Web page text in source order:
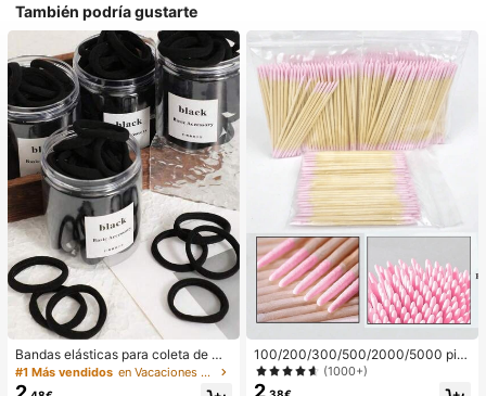
También podría gustarte
Bandas elásticas para coleta de mu
jer, bandas para el cabello, accesori
os para el cabello, bandas deportiv
#1 Más vendidos en Vacaciones Aparatos de baño
100/200/300/500/2000/5000 pie
zas/20 piezas Palitos aplicadores d
e esmalte de uñas de doble extrem
(1000+)